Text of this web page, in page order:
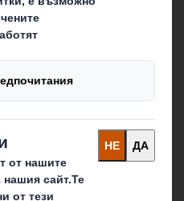
ние
решения